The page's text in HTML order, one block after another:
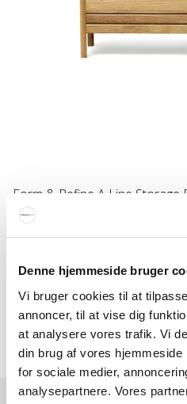
Denne hjemmeside bruger
Vi bruger cookies til at
annoncer, til at vise dig
at analysere vores trafik. Vi
din brug af vores
for sociale medier,
analysepartnere. Vores
Form & Refine A Line
Oak
Form & Refine
Price from1.084 EUR
Show product